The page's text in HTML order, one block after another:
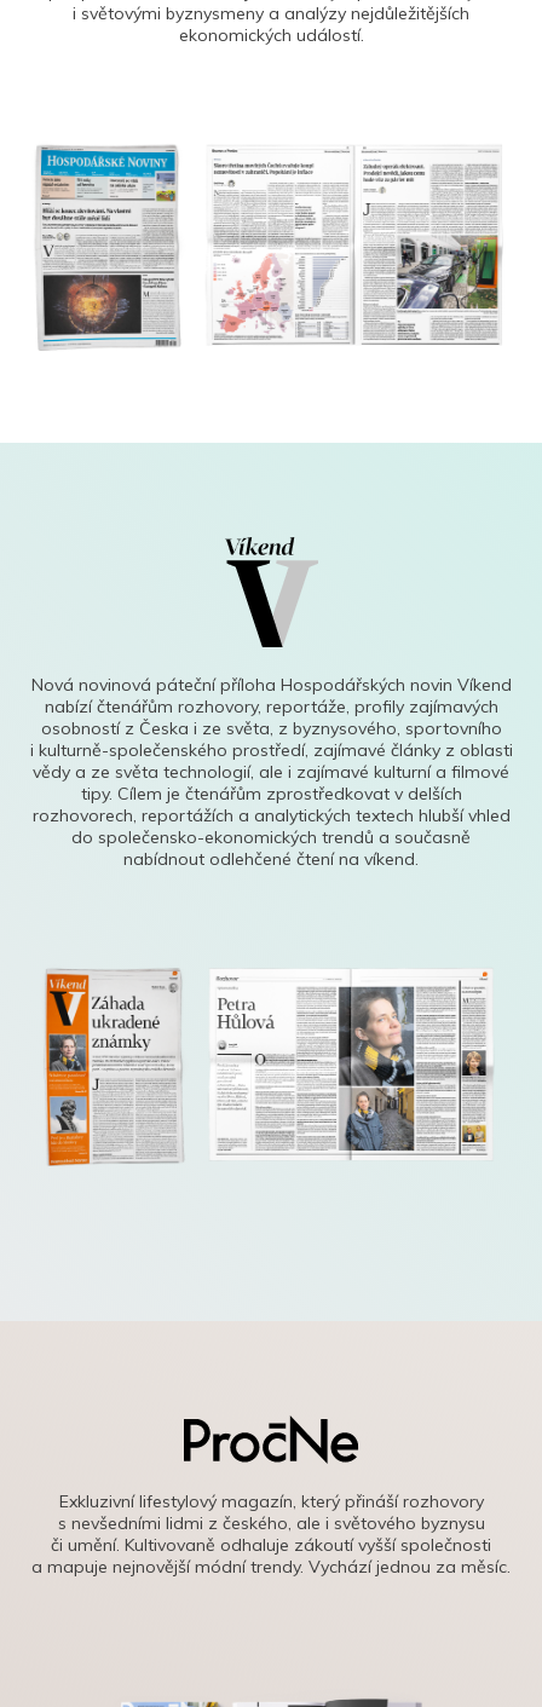
i světovými byznysmeny a analýzy nejdůležitějších
ekonomických událostí.
Nová novinová páteční příloha Hospodářských novin Víkend
nabízí čtenářům rozhovory, reportáže, profily zajímavých
osobností z Česka i ze světa, z byznysového, sportovního
i kulturně-společenského prostředí, zajímavé články z oblasti
vědy a ze světa technologií, ale i zajímavé kulturní a filmové
tipy. Cílem je čtenářům zprostředkovat v delších
rozhovorech, reportážích a analytických textech hlubší vhled
do společensko-ekonomických trendů a současně
nabídnout odlehčené čtení na víkend.
Exkluzivní lifestylový magazín, který přináší rozhovory
s nevšedními lidmi z českého, ale i světového byznysu
či umění. Kultivovaně odhaluje zákoutí vyšší společnosti
a mapuje nejnovější módní trendy. Vychází jednou za měsíc.